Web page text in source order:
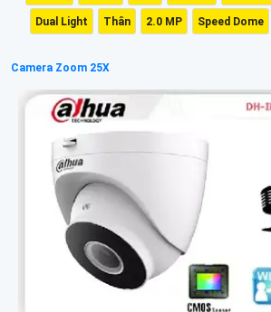
Dual Light Thân 2.0 MP Speed Dome
Camera Zoom 25X